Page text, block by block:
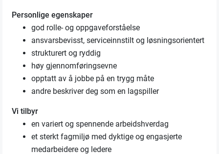
Personlige egenskaper
god rolle- og oppgaveforståelse
ansvarsbevisst, serviceinnstilt og løsningsorientert
strukturert og ryddig
høy gjennomføringsevne
opptatt av å jobbe på en trygg måte
andre beskriver deg som en lagspiller
Vi tilbyr
en variert og spennende arbeidshverdag
et sterkt fagmiljø med dyktige og engasjerte
medarbeidere og ledere